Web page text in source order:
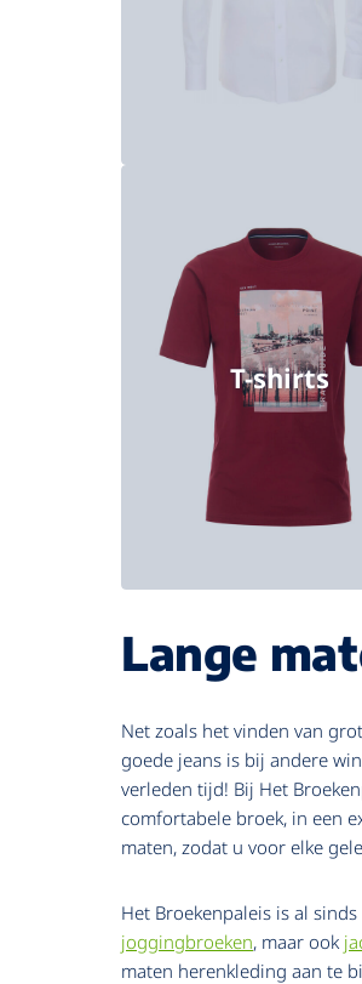
T-shirts
Lange
Net zoals het vinden van
goede jeans is bij andere
verleden tijd! Bij Het
comfortabele broek, in een
maten, zodat u voor elke
Het Broekenpaleis is al
joggingbroeken, maar ook
maten herenkleding aan te